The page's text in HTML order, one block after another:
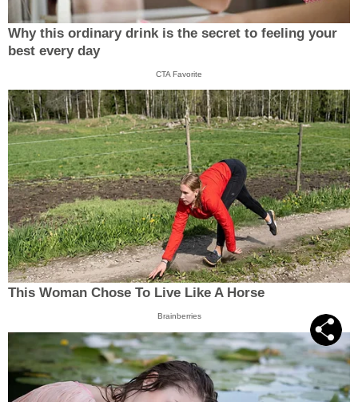
Why this ordinary drink is the secret to feeling your
best every day
CTA Favorite
This Woman Chose To Live Like A Horse
Brainberries